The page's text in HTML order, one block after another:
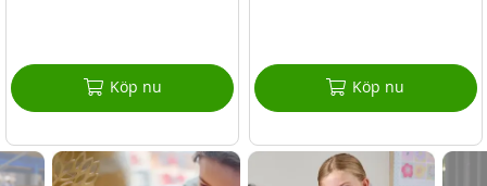
Köp nu Köp nu